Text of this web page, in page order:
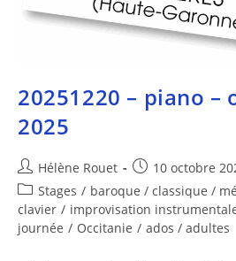
20251220 – piano –
2025
Hélène Rouet
10 octobre
Stages / baroque / classique /
clavier / improvisation
journée / Occitanie / ados / adultes